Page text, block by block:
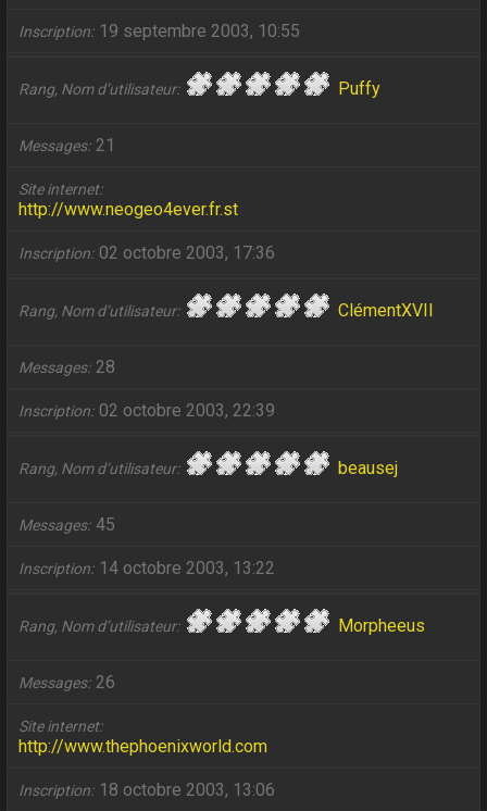
Inscription 19 septembre 2003, 10:55
Rang, Nom d’utilisateur Puffy
Messages 21
Site internet
http://www.neogeo4ever.fr.st
Inscription 02 octobre 2003, 17:36
Rang, Nom d’utilisateur ClémentXVII
Messages 28
Inscription 02 octobre 2003, 22:39
Rang, Nom d’utilisateur beausej
Messages 45
Inscription 14 octobre 2003, 13:22
Rang, Nom d’utilisateur Morpheeus
Messages 26
Site internet
http://www.thephoenixworld.com
Inscription 18 octobre 2003, 13:06